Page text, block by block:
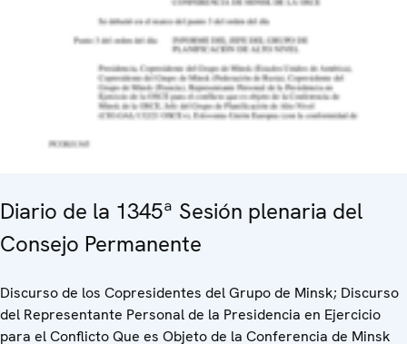
Diario de la 1345ª Sesión plenaria del
Consejo Permanente
Discurso de los Copresidentes del Grupo de Minsk; Discurso
del Representante Personal de la Presidencia en Ejercicio
para el Conflicto Que es Objeto de la Conferencia de Minsk